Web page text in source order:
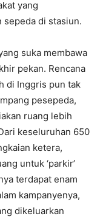
yang
sepeda di stasiun.
suka membawa
pekan. Rencana
di Inggris pun tak
pesepeda,
ruang lebih
keseluruhan 650
ketera,
untuk ‘parkir’
terdapat enam
kampanyenya,
dikeluarkan